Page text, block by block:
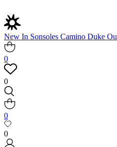
New In Sonsoles Camino Duke
0
0
0
0